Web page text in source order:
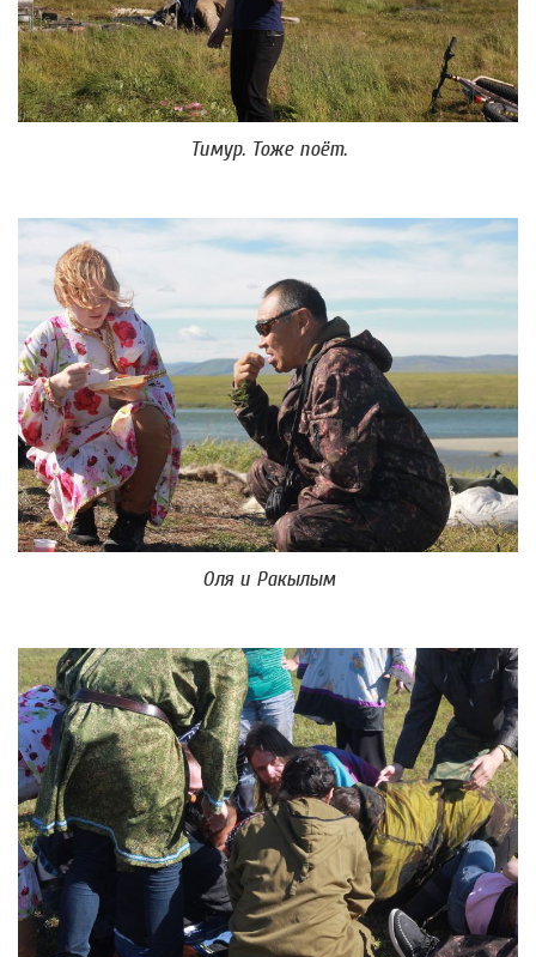
Тимур. Тоже поёт.
Оля и Ракылым